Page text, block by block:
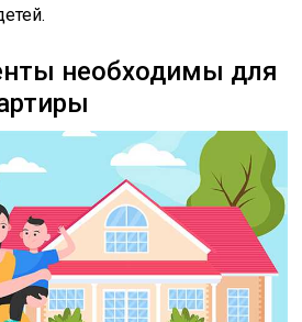
необходимы для